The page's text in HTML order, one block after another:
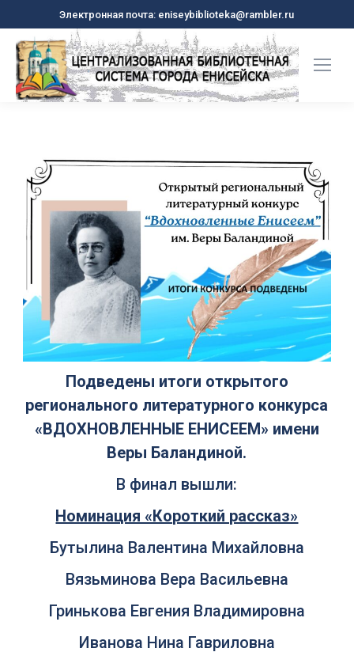
Электронная почта: eniseybiblioteka@rambler.ru
Подведены итоги открытого
регионального литературного конкурса
«ВДОХНОВЛЕННЫЕ ЕНИСЕЕМ» имени
Веры Баландиной.
В финал вышли:
Номинация «Короткий рассказ»
Бутылина Валентина Михайловна
Вязьминова Вера Васильевна
Гринькова Евгения Владимировна
Иванова Нина Гавриловна